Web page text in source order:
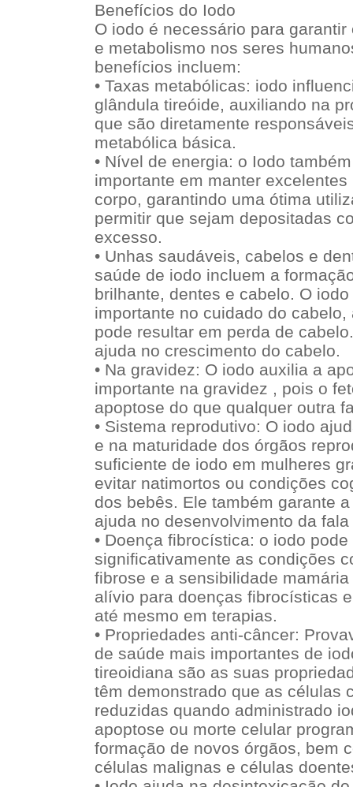
Benefícios do Iodo
O iodo é necessário para
e metabolismo nos seres
benefícios incluem:
• Taxas metabólicas: iodo
glândula tireóide, auxiliando na
que são diretamente
metabólica básica.
• Nível de energia: o Iodo
importante em manter
corpo, garantindo uma ótima
permitir que sejam depositadas
excesso.
• Unhas saudáveis, cabelos e
saúde de iodo incluem a
brilhante, dentes e cabelo. O
importante no cuidado do
pode resultar em perda de
ajuda no crescimento do cabelo.
• Na gravidez: O iodo auxilia a
importante na gravidez , pois o
apoptose do que qualquer outra
• Sistema reprodutivo: O iodo
e na maturidade dos órgãos
suficiente de iodo em mulheres
evitar natimortos ou condições
dos bebês. Ele também garante
ajuda no desenvolvimento da
• Doença fibrocística: o iodo
significativamente as condições
fibrose e a sensibilidade
alívio para doenças fibrocísticas
até mesmo em terapias.
• Propriedades anti-câncer:
de saúde mais importantes de
tireoidiana são as suas
têm demonstrado que as células
reduzidas quando administrado
apoptose ou morte celular
formação de novos órgãos, bem
células malignas e células